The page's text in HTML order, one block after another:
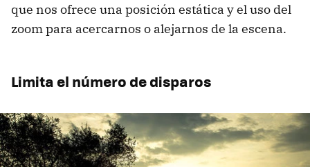
que nos ofrece una posición estática y el uso del
zoom para acercarnos o alejarnos de la escena.
Limita el número de disparos